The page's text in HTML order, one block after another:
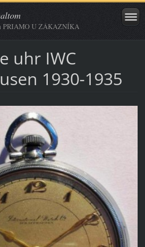
PRIAMO U ZÁKAZNÍKA
uhr IWC
1930-1935